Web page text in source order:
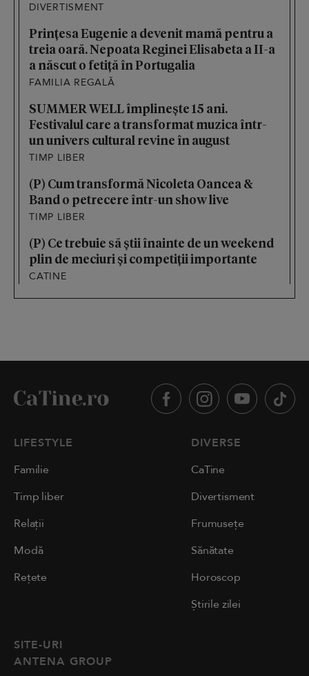
DIVERTISMENT
Prințesa Eugenie a devenit mamă pentru a
treia oară. Nepoata Reginei Elisabeta a II-a
a născut o fetiță în Portugalia
FAMILIA REGALĂ
SUMMER WELL împlinește 15 ani.
Festivalul care a transformat muzica într-
un univers cultural revine în august
TIMP LIBER
(P) Cum transformă Nicoleta Oancea &
Band o petrecere într-un show live
TIMP LIBER
(P) Ce trebuie să știi înainte de un weekend
plin de meciuri și competiții importante
CATINE
LIFESTYLE
Familie
Timp liber
Relații
Modă
Rețete
DIVERSE
CaTine
Divertisment
Frumusețe
Sănătate
Horoscop
Știrile zilei
SITE-URI
ANTENA GROUP